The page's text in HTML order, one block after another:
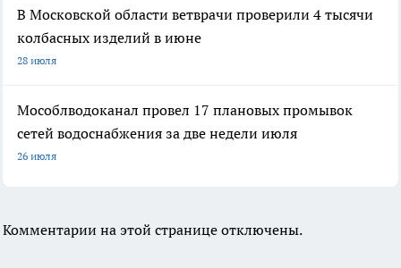
В Московской области ветврачи проверили 4 тысячи
колбасных изделий в июне
28 июля
Мособлводоканал провел 17 плановых промывок
сетей водоснабжения за две недели июля
26 июля
Комментарии на этой странице отключены.